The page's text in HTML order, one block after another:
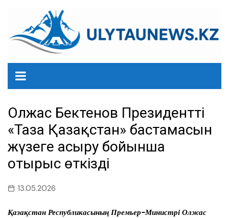
содержанию
Олжас Бектенов Президенттің
«Таза Қазақстан» бастамасын
жүзеге асыру бойынша
отырыс өткізді
13.05.2026
Қазақстан Республикасының Премьер-Министрі Олжас